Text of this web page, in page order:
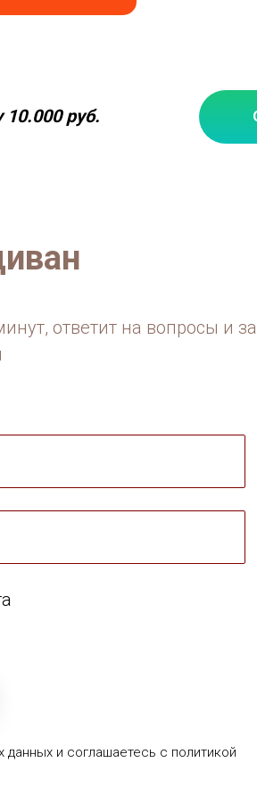
10.000 руб.
ответит на вопросы и
и соглашаетесь c политикой